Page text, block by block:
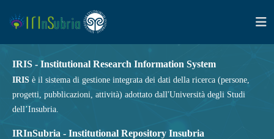
IRIS - Institutional Research Information System
IRIS è il sistema di gestione integrata dei dati della ricerca (persone,
progetti, pubblicazioni, attività) adottato dall'Università degli Studi
dell’Insubria.
IRInSubria - Institutional Repository Insubria